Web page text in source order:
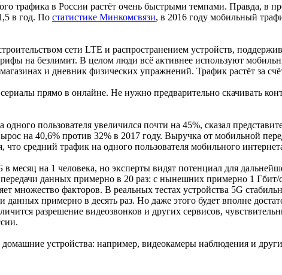
трафика в России растёт очень быстрыми темпами. Правда, в
в год. По статистике Минкомсвязи, в 2016 году мобильный
сети LTE и распространением устройств,
на безлимит. В целом люди всё активнее используют
и дневник физических упражнений. Трафик растёт за
прямо в онлайне. Не нужно предварительно скачивать
пользователя увеличился почти на 45%, сказал
на 40,6% против 32% в 2017 году. Выручка от мобильной
средний трафик на одного пользователя мобильного
месяц на 1 человека, но эксперты видят потенциал для
передачи данных примерно в 20 раз: с нынешних примерно 1
множество факторов. В реальных тестах устройства 5G
данных примерно в десять раз. Но даже этого будет вполне
разрешение видеозвонков и других сервисов,
устройства: например, видеокамеры наблюдения и